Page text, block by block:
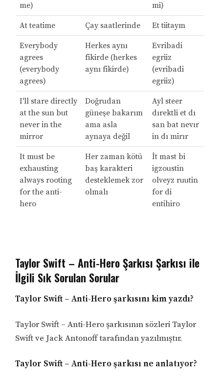
me)
mi)
At teatime Çay saatlerinde Et tiitaym
Everybody
agrees
(everybody
agrees)
Herkes aynı
fikirde (herkes
aynı fikirde)
Evribadi
egriiz
(evribadi
egriiz)
I'll stare directly
at the sun but
never in the
mirror
Doğrudan
güneşe bakarım
ama asla
aynaya değil
Ayl steer
dırektli et dı
san bat nevır
in dı mirır
It must be
exhausting
always rooting
for the anti-
hero
Her zaman kötü
baş karakteri
desteklemek zor
olmalı
İt mast bi
igzoustin
olveyz ruutin
for di
entihiro
Taylor Swift – Anti-Hero Şarkısı Şarkısı ile
İlgili Sık Sorulan Sorular
Taylor Swift – Anti-Hero şarkısını kim yazdı?
Taylor Swift – Anti-Hero şarkısının sözleri Taylor
Swift ve Jack Antonoff tarafından yazılmıştır.
Taylor Swift – Anti-Hero şarkısı ne anlatıyor?